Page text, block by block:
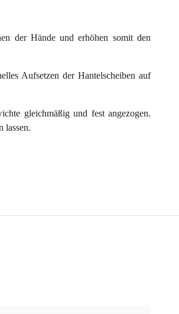
der Hände und erhöhen somit den
Aufsetzen der Hantelscheiben auf
gleichmäßig und fest angezogen.
lassen.